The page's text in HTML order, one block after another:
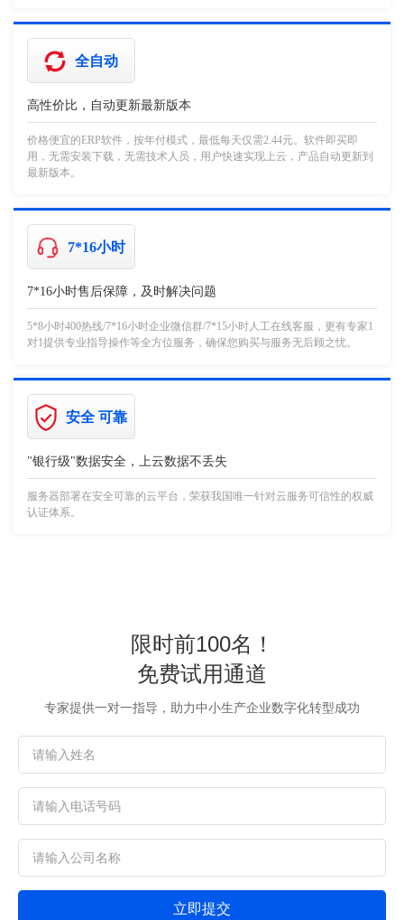
全自动
高性价比，自动更新最新版本
价格便宜的ERP软件，按年付模式，最低每天仅需2.44元。软件即买即
用，无需安装下载，无需技术人员，用户快速实现上云，产品自动更新到
最新版本。
7*16小时
7*16小时售后保障，及时解决问题
5*8小时400热线/7*16小时企业微信群/7*15小时人工在线客服，更有专家1
对1提供专业指导操作等全方位服务，确保您购买与服务无后顾之忧。
安全 可靠
"银行级"数据安全，上云数据不丢失
服务器部署在安全可靠的云平台，荣获我国唯一针对云服务可信性的权威
认证体系。
限时前100名！
免费试用通道
专家提供一对一指导，助力中小生产企业数字化转型成功
立即提交